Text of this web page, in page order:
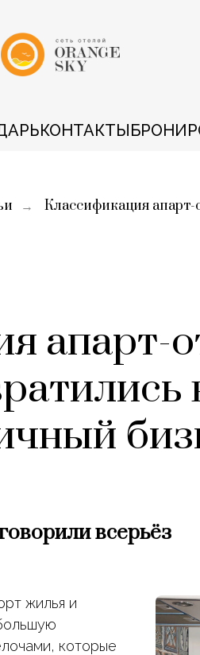
КОНТАКТЫ
→ Классификация апарт-
апарт-
всерьёз
жилья и
которые